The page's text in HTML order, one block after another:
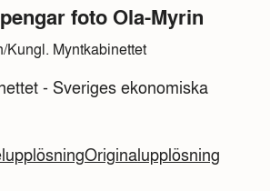
foto Ola-Myrin
Kungl. Myntkabinettet
- Sveriges ekonomiska
Originalupplösning